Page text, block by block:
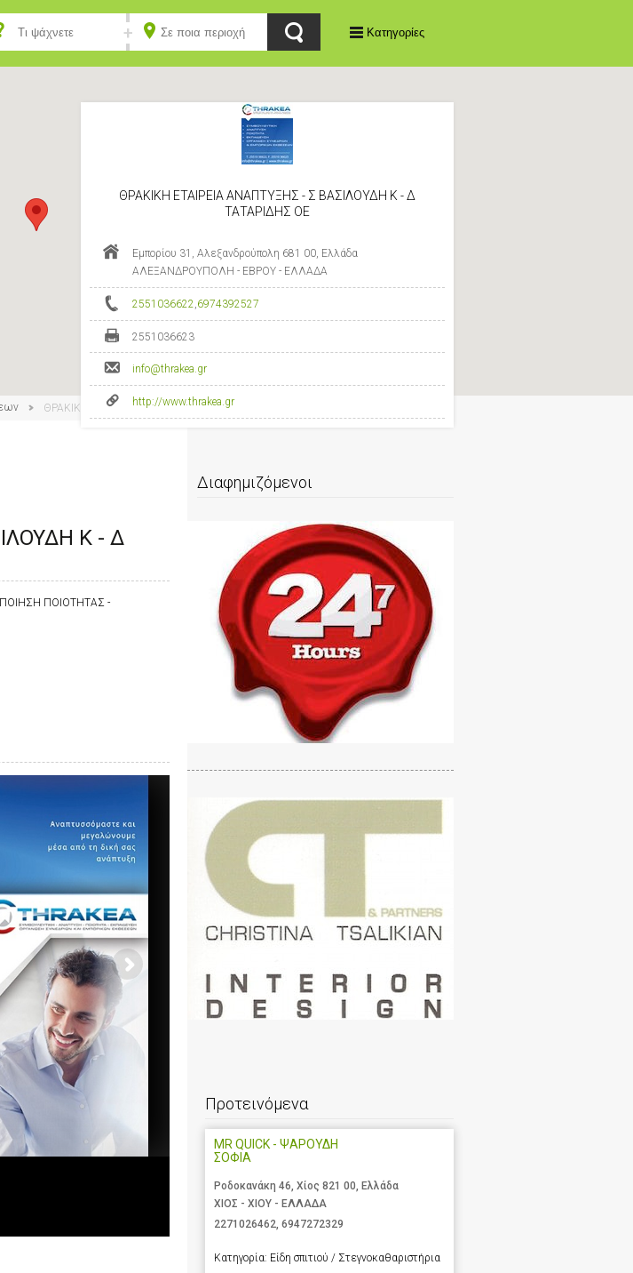
Κατηγορίες
ΘΡΑΚΙΚΗ ΕΤΑΙΡΕΙΑ ΑΝΑΠΤΥΞΗΣ - Σ ΒΑΣΙΛΟΥΔΗ Κ - Δ
ΤΑΤΑΡΙΔΗΣ ΟΕ
Εμπορίου 31, Αλεξανδρούπολη 681 00, Ελλάδα
ΑΛΕΞΑΝΔΡΟΥΠΟΛΗ - ΕΒΡΟΥ - ΕΛΛΑΔΑ
2551036622 6974392527
2551036623
info@thrakea.gr
http://www.thrakea.gr
ΘΡΑΚΙΚΗ ΕΤΑΙΡΕΙΑ ΑΝΑΠΤΥΞΗΣ - Σ ΒΑΣΙΛΟΥΔΗ Κ - Δ ΤΑΤΑΡΙΔΗΣ ΟΕ
Κ - Δ
ΠΟΙΟΤΗΤΑΣ -
Διαφημιζόμενοι
Προτεινόμενα
MR QUICK - ΨΑΡΟΥΔΗ
ΣΟΦΙΑ
Ροδοκανάκη 46, Χίος 821 00, Ελλάδα
ΧΙΟΣ - ΧΙΟΥ - ΕΛΛΑΔΑ
2271026462 6947272329
Κατηγορία: Είδη σπιτιού / Στεγνοκαθαριστήρια